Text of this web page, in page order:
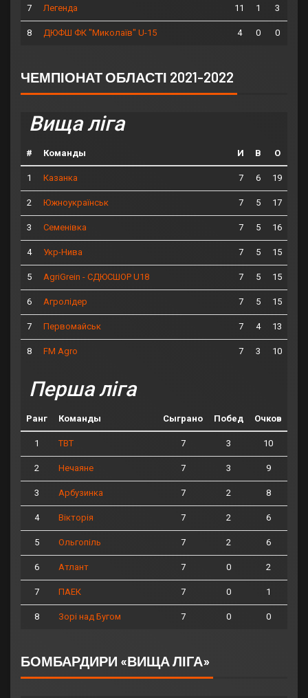
7 Легенда 11 1 3
8 ДЮФШ ФК "Миколаїв" U-15 4 0 0
ЧЕМПІОНАТ ОБЛАСТІ 2021-2022
Вища ліга
# Команды И В О
1 Казанка 7 6 19
2 Южноукраїнськ 7 5 17
3 Семенівка 7 5 16
4 Укр-Нива 7 5 15
5 AgriGrein - СДЮСШОР U18 7 5 15
6 Агролідер 7 5 15
7 Первомайськ 7 4 13
8 FM Agro 7 3 10
Перша ліга
Ранг Команды Сыграно Побед Очков
1 ТВТ 7 3 10
2 Нечаяне 7 3 9
3 Арбузинка 7 2 8
4 Вікторія 7 2 6
5 Ольгопіль 7 2 6
6 Атлант 7 0 2
7 ПАЕК 7 0 1
8 Зорі над Бугом 7 0 0
БОМБАРДИРИ «ВИЩА ЛІГА»